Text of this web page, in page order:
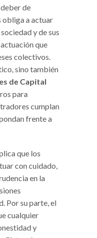
de
obliga a actuar
y de sus
que
colectivos.
sino también
de Capital
para
cumplan
frente a
que los
con cuidado,
en la
Por su parte, el
cualquier
y